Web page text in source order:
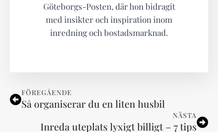
Göteborgs-Posten, där hon bidragit
med insikter och inspiration inom
inredning och bostadsmarknad.
FÖREGÅENDE
Så organiserar du en liten husbil
NÄSTA
Inreda uteplats lyxigt billigt – 7 tips